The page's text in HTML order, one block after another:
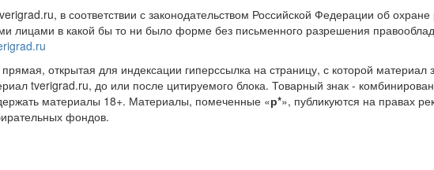
в соответствии с законодательством Российской Федерации об охране
в какой бы то ни было форме без письменного разрешения
открытая для индексации гиперссылка на страницу, с которой
tverigrad.ru, до или после цитируемого блока. Товарный знак -
материалы 18+. Материалы, помеченные «р*», публикуются на правах
фондов.